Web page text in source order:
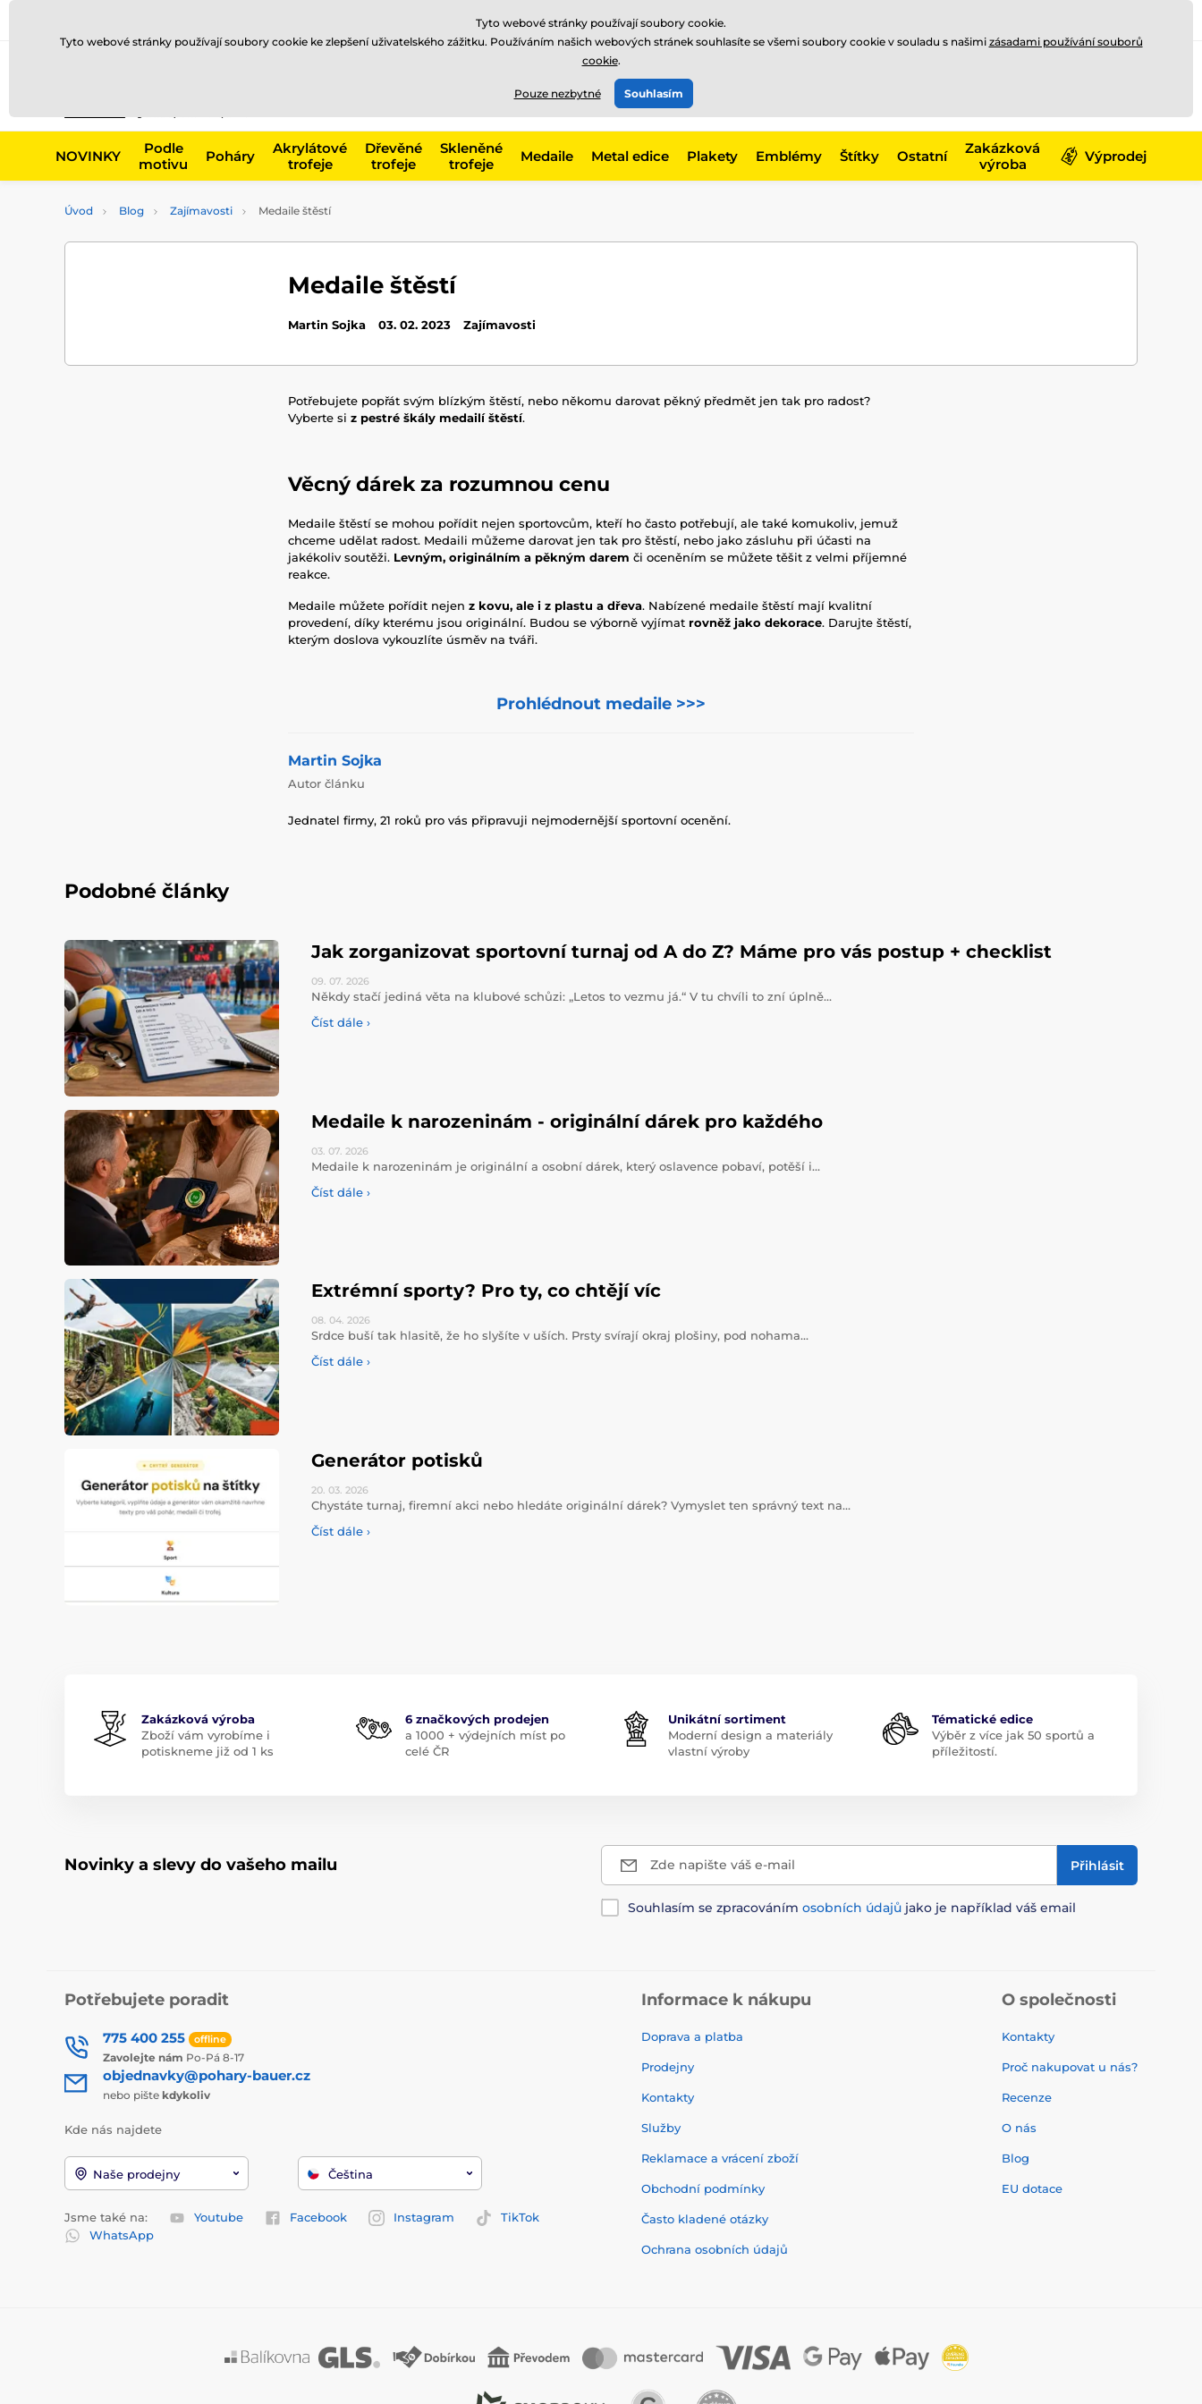
775 400 255
Zavolejte nám
NOVINKY
Podle
motivu
Poháry
Akrylátové
trofeje
Dřevěné
trofeje
Skleněné
trofeje
Medaile Metal edice Plakety Emblémy Štítky Ostatní
Zakázková
výroba
Výprodej
Úvod Blog Zajímavosti Medaile štěstí
Medaile štěstí
Martin Sojka 03. 02. 2023 Zajímavosti
Potřebujete popřát svým blízkým štěstí, nebo někomu darovat pěkný předmět jen tak pro radost?
Vyberte si z pestré škály medailí štěstí.
Věcný dárek za rozumnou cenu
Medaile štěstí se mohou pořídit nejen sportovcům, kteří ho často potřebují, ale také komukoliv, jemuž
chceme udělat radost. Medaili můžeme darovat jen tak pro štěstí, nebo jako zásluhu při účasti na
jakékoliv soutěži. Levným, originálním a pěkným darem či oceněním se můžete těšit z velmi příjemné
reakce.
Medaile můžete pořídit nejen z kovu, ale i z plastu a dřeva. Nabízené medaile štěstí mají kvalitní
provedení, díky kterému jsou originální. Budou se výborně vyjímat rovněž jako dekorace. Darujte štěstí,
kterým doslova vykouzlíte úsměv na tváři.
Prohlédnout medaile >>>
Martin Sojka
Autor článku
Jednatel firmy, 21 roků pro vás připravuji nejmodernější sportovní ocenění.
Podobné články
Jak zorganizovat sportovní turnaj od A do Z? Máme pro vás postup + checklist
09. 07. 2026
Někdy stačí jediná věta na klubové schůzi: „Letos to vezmu já.“ V tu chvíli to zní úplně…
Číst dále ›
Medaile k narozeninám - originální dárek pro každého
03. 07. 2026
Medaile k narozeninám je originální a osobní dárek, který oslavence pobaví, potěší i…
Číst dále ›
Extrémní sporty? Pro ty, co chtějí víc
08. 04. 2026
Srdce buší tak hlasitě, že ho slyšíte v uších. Prsty svírají okraj plošiny, pod nohama…
Číst dále ›
Generátor potisků
20. 03. 2026
Chystáte turnaj, firemní akci nebo hledáte originální dárek? Vymyslet ten správný text na…
Číst dále ›
Zakázková výroba
Zboží vám vyrobíme i
potiskneme již od 1 ks
6 značkových prodejen
a 1000 + výdejních míst po
celé ČR
Unikátní sortiment
Moderní design a materiály
vlastní výroby
Tématické edice
Výběr z více jak 50 sportů a
příležitostí.
Novinky a slevy do vašeho mailu Zde napište váš e-mail Přihlásit
Souhlasím se zpracováním osobních údajů jako je například váš email
Potřebujete poradit
775 400 255 offline
Zavolejte nám Po-Pá 8-17
objednavky@pohary-bauer.cz
nebo pište kdykoliv
Kde nás najdete
Naše prodejny Čeština
Jsme také na: Youtube Facebook Instagram
TikTok
WhatsApp
Informace k nákupu
Doprava a platba
Prodejny
Kontakty
Služby
Reklamace a vrácení zboží
Obchodní podmínky
Často kladené otázky
Ochrana osobních údajů
O společnosti
Kontakty
Proč nakupovat u nás?
Recenze
O nás
Blog
EU dotace
Tyto webové stránky používají soubory cookie.
Tyto webové stránky používají soubory cookie ke zlepšení uživatelského zážitku. Používáním našich webových stránek souhlasíte se všemi soubory cookie v souladu s našimi zásadami používání souborů
cookie.
Pouze nezbytné Souhlasím